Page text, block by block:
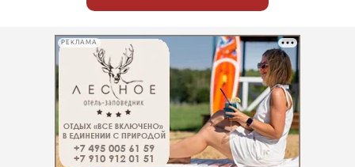
РЕКЛАМА